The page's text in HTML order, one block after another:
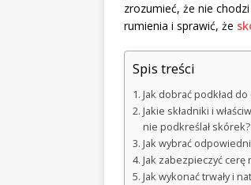
zrozumieć, że nie
rumienia i sprawić, że
Spis treści
Jak dobrać podkład
Jakie składniki i
nie podkreślał skórek?
Jak wybrać
Jak zabezpieczyć
Jak wykonać trwały i